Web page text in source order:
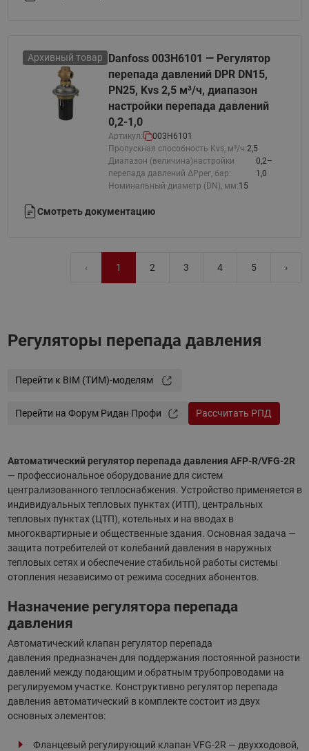
Архивный товар
Danfoss 003H6101 — Регулятор
перепада давлений DPR DN15,
PN25, Kvs 2,5 м³/ч, диапазон
настройки перепада давлений
0,2-1,0
Артикул:
003H6101
Пропускная способность Kvs, м³/ч:2,5
Диапазон (величина)настройки
перепада давлений ΔРрег, бар:
0,2–
1,0
Номинальный диаметр (DN), мм:15
Смотреть документацию
‹ 1 2 3 4 5 ›
Регуляторы перепада давления
Перейти к BIM (ТИМ)-моделям
Перейти на Форум Ридан Профи Рассчитать РПД
Автоматический регулятор перепада давления AFP-R/VFG-2R
— профессиональное оборудование для систем
централизованного теплоснабжения. Устройство применяется в
индивидуальных тепловых пунктах (ИТП), центральных
тепловых пунктах (ЦТП), котельных и на вводах в
многоквартирные и общественные здания. Основная задача —
защита потребителей от колебаний давления в наружных
тепловых сетях и обеспечение стабильной работы системы
отопления независимо от режима соседних абонентов.
Назначение регулятора перепада
давления
Автоматический клапан регулятор перепада
давления предназначен для поддержания постоянной разности
давлений между подающим и обратным трубопроводами на
регулируемом участке. Конструктивно регулятор перепада
давления автоматический в комплекте состоит из двух
основных элементов:
Фланцевый регулирующий клапан VFG-2R — двухходовой,